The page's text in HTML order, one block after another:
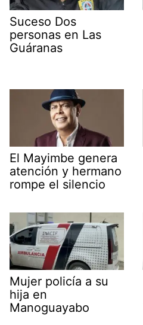
Suceso Dos
personas en Las
Guáranas
El Mayimbe genera
atención y hermano
rompe el silencio
Mujer policía a su
hija en
Manoguayabo